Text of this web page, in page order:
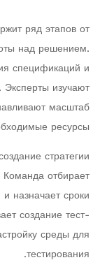
ряд этапов от
над решением.
спецификаций и
изучают
масштаб
ресурсы.
стратегии
отбирает
назначает сроки
создание тест-
среды для
тестирования.